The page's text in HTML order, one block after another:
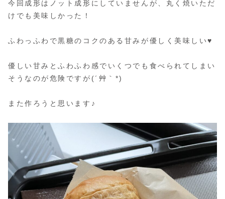
今回成形はノット成形にしていませんが、丸く焼いただ
けでも美味しかった！
ふわっふわで黒糖のコクのある甘みが優しく美味しい♥
優しい甘みとふわふわ感でいくつでも食べられてしまい
そうなのが危険ですが(´艸｀*)
また作ろうと思います♪